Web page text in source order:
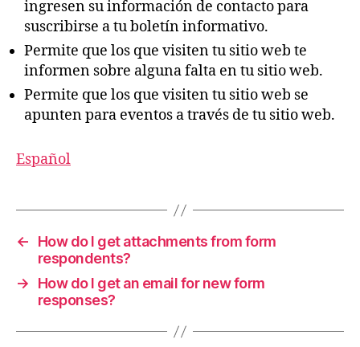
ingresen su información de contacto para
suscribirse a tu boletín informativo.
Permite que los que visiten tu sitio web te
informen sobre alguna falta en tu sitio web.
Permite que los que visiten tu sitio web se
apunten para eventos a través de tu sitio web.
Español
←
How do I get attachments from form
respondents?
→
How do I get an email for new form
responses?